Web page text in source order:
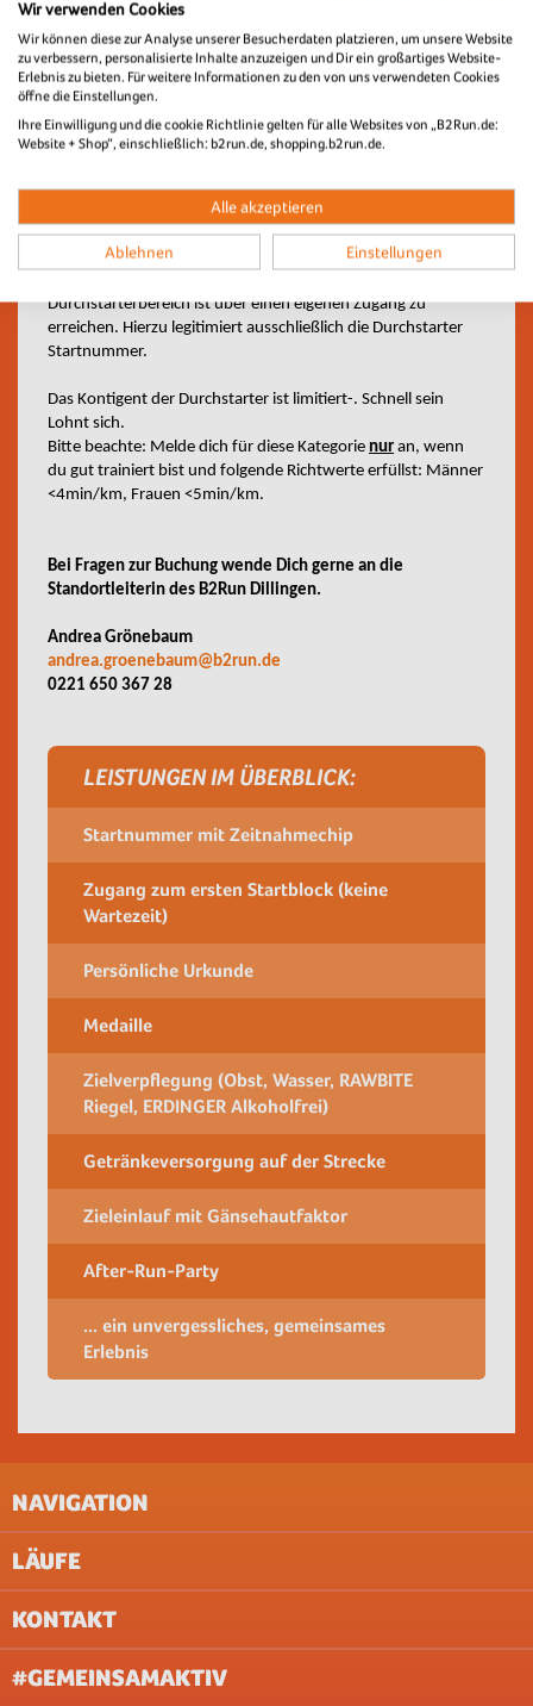
Aus dem ersten Startblock
B2Run Wertungskategorien mitlaufen
die Durchstarter Tickets. Diese ermöglichen den Start aus den
vordersten Reihen des ersten Startblocks. Durchstarter
laufen daher um die Platzierungen mit (die Top 10 werden
gemäß IAAF-Richtlinien nach Brutto-Zeit ermittelt). Zudem
Durchstarterbereich ist über einen eigenen Zugang zu
erreichen. Hierzu legitimiert ausschließlich die Durchstarter
Startnummer.
Das Kontigent der Durchstarter ist limitiert-. Schnell sein
Lohnt sich.
Bitte beachte: Melde dich für diese Kategorie nur an, wenn
du gut trainiert bist und folgende Richtwerte erfüllst: Männer
<4min/km, Frauen <5min/km.
Bei Fragen zur Buchung wende Dich gerne an die
Standortleiterin des B2Run Dillingen.
Andrea Grönebaum
andrea.groenebaum@b2run.de
0221 650 367 28
LEISTUNGEN IM ÜBERBLICK:
Startnummer mit Zeitnahmechip
Zugang zum ersten Startblock (keine
Wartezeit)
Persönliche Urkunde
Medaille
Zielverpflegung (Obst, Wasser, RAWBITE
Riegel, ERDINGER Alkoholfrei)
Getränkeversorgung auf der Strecke
Zieleinlauf mit Gänsehautfaktor
After-Run-Party
... ein unvergessliches, gemeinsames
Erlebnis
NAVIGATION
IMPRESSUM
AGB
UNTERNEHMEN
ABOUT & JOBS
FAQ
LÄUFE
AACHEN
BERLIN
BREMEN
KONTAKT
#GEMEINSAMAKTIV
Wir verwenden Cookies
Wir können diese zur Analyse unserer Besucherdaten platzieren, um unsere Website
zu verbessern, personalisierte Inhalte anzuzeigen und Dir ein großartiges Website-
Erlebnis zu bieten. Für weitere Informationen zu den von uns verwendeten Cookies
öffne die Einstellungen.
Ihre Einwilligung und die cookie Richtlinie gelten für alle Websites von „B2Run.de:
Website + Shop“, einschließlich: b2run.de, shopping.b2run.de.
Alle akzeptieren
Ablehnen Einstellungen